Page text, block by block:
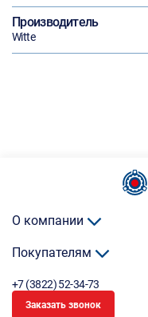
Производитель
Witte
О компании
Покупателям
+7 (3822) 52-34-73
Заказать звонок